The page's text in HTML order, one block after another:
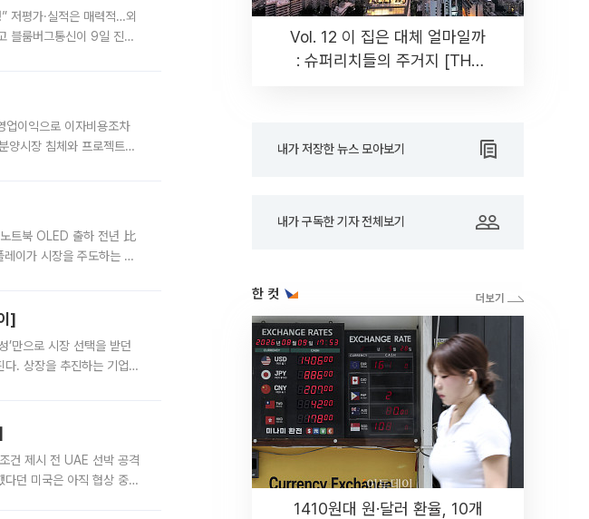
저평가·실적은 매력적…외
블룸버그통신이 9일 진단
업이익으로 이자비용조차
양시장 침체와 프로젝트파
트북 OLED 출하 전년 比
이가 시장을 주도하는 가
]
’만으로 시장 선택을 받던
. 상장을 추진하는 기업들
건 제시 전 UAE 선박 공격
던 미국은 아직 협상 중이
Vol. 12 이 집은 대체 얼마일까
: 슈퍼리치들의 주거지 [THE
내가 저장한 뉴스 모아보기
내가 구독한 기자 전체보기
한 컷
1410원대 원·달러 환율, 10개